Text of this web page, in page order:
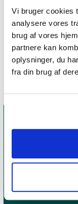
Vi bruger cookies
analysere vores
brug af vores
partnere kan
oplysninger, du
fra din brug af
Find